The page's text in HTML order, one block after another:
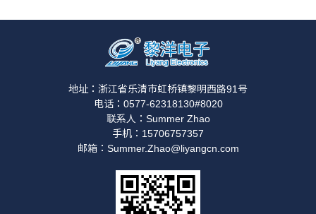
地址：浙江省乐清市虹桥镇黎明西路91号
电话：0577-62318130#8020
联系人：Summer Zhao
手机：15706757357
邮箱：Summer.Zhao@liyangcn.com